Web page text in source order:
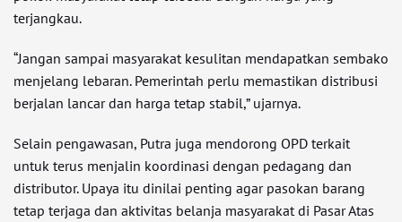
terjangkau.
“Jangan sampai masyarakat kesulitan mendapatkan sembako
menjelang lebaran. Pemerintah perlu memastikan distribusi
berjalan lancar dan harga tetap stabil,” ujarnya.
Selain pengawasan, Putra juga mendorong OPD terkait
untuk terus menjalin koordinasi dengan pedagang dan
distributor. Upaya itu dinilai penting agar pasokan barang
tetap terjaga dan aktivitas belanja masyarakat di Pasar Atas